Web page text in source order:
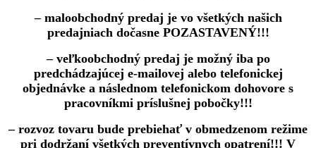
– maloobchodný predaj je vo všetkých našich
predajniach dočasne POZASTAVENÝ!!!
– veľkoobchodný predaj je možný iba po
predchádzajúcej e-mailovej alebo telefonickej
objednávke a následnom telefonickom dohovore s
pracovníkmi príslušnej pobočky!!!
– rozvoz tovaru bude prebiehať v obmedzenom režime
pri dodržaní všetkých preventívnych opatrení!!! V